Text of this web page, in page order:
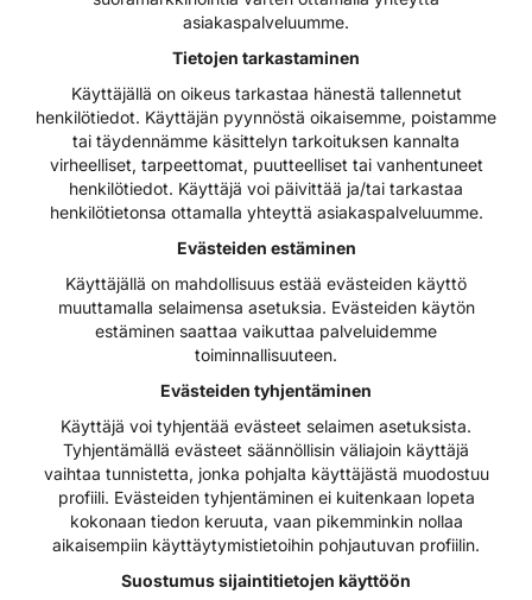
asiakaspalveluumme.
Tietojen tarkastaminen
Käyttäjällä on oikeus tarkastaa hänestä tallennetut
henkilötiedot. Käyttäjän pyynnöstä oikaisemme, poistamme
tai täydennämme käsittelyn tarkoituksen kannalta
virheelliset, tarpeettomat, puutteelliset tai vanhentuneet
henkilötiedot. Käyttäjä voi päivittää ja/tai tarkastaa
henkilötietonsa ottamalla yhteyttä asiakaspalveluumme.
Evästeiden estäminen
Käyttäjällä on mahdollisuus estää evästeiden käyttö
muuttamalla selaimensa asetuksia. Evästeiden käytön
estäminen saattaa vaikuttaa palveluidemme
toiminnallisuuteen.
Evästeiden tyhjentäminen
Käyttäjä voi tyhjentää evästeet selaimen asetuksista.
Tyhjentämällä evästeet säännöllisin väliajoin käyttäjä
vaihtaa tunnistetta, jonka pohjalta käyttäjästä muodostuu
profiili. Evästeiden tyhjentäminen ei kuitenkaan lopeta
kokonaan tiedon keruuta, vaan pikemminkin nollaa
aikaisempiin käyttäytymistietoihin pohjautuvan profiilin.
Suostumus sijaintitietojen käyttöön